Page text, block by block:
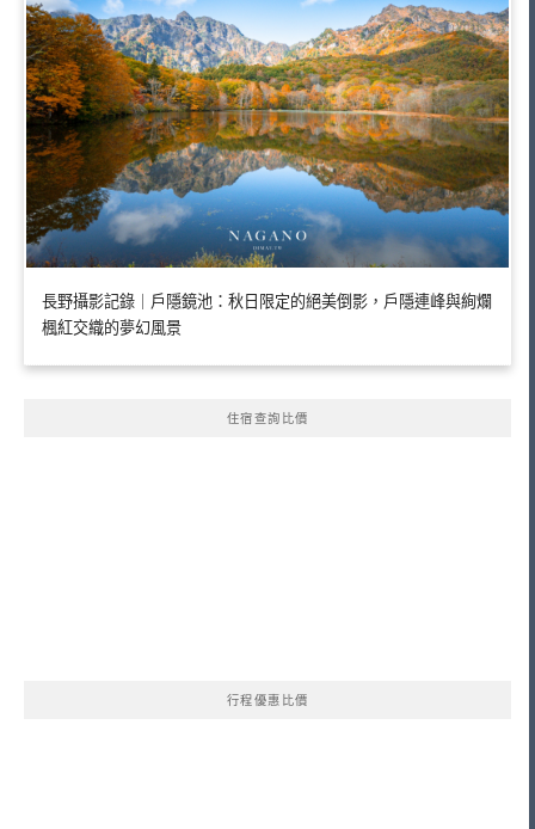
長野攝影記錄｜戶隱鏡池：秋日限定的絕美倒影，戶隱連峰與絢爛
楓紅交織的夢幻風景
住宿查詢比價
行程優惠比價